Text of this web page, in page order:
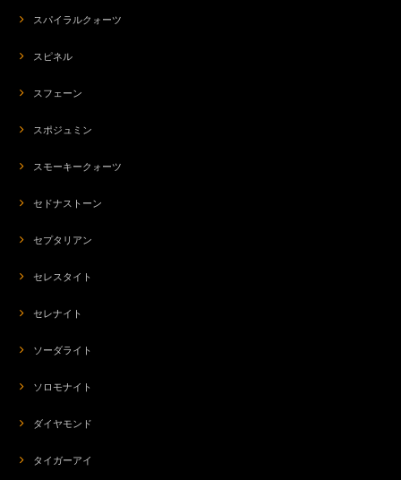
スパイラルクォーツ
スピネル
スフェーン
スポジュミン
スモーキークォーツ
セドナストーン
セプタリアン
セレスタイト
セレナイト
ソーダライト
ソロモナイト
ダイヤモンド
タイガーアイ